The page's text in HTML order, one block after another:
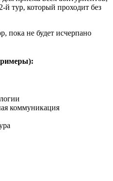
й тур, который проходит без
пока не будет исчерпано
коммуникация